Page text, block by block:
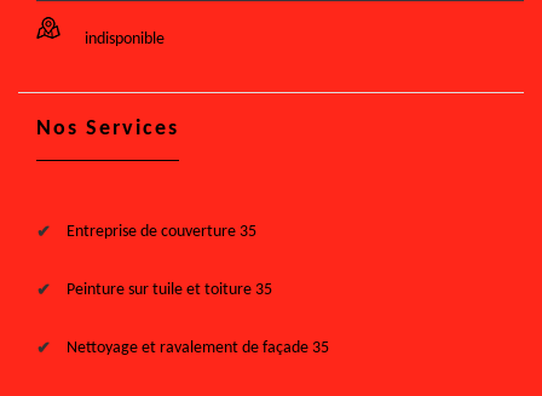
indisponible
Nos Services
Entreprise de couverture 35
Peinture sur tuile et toiture 35
Nettoyage et ravalement de façade 35